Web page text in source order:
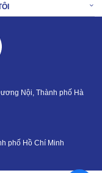
Nội, Thành phố Hà
phố Hồ Chí Minh